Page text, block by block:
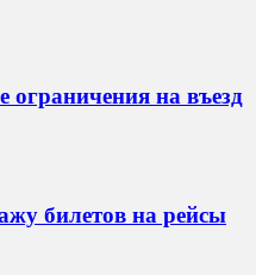
ограничения на въезд
билетов на рейсы